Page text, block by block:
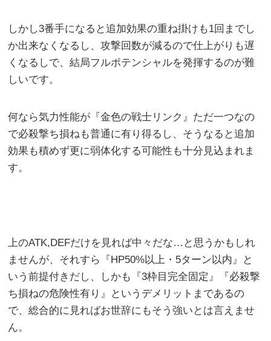
しかし3番手になると追加効果の重ね掛けも1回までし
か出来なくなるし、攻撃回数が減るので仕上がりも遅
くなるしで、結局フルポテンシャルを発揮するのが難
しいです。
何なら気力性能が『金色の戦士リンク』ただ一つなの
で必殺撃ち損ねも普通に有り得るし、そうなると追加
効果も積めず更に弱体化する可能性も十分見込まれま
す。
上のATK,DEFだけを見れば中々だな…と思うかもしれ
ませんが、それすら『HP50%以上・5ターン以内』と
いう前提付きだし、しかも『3枠目完全固定』『必殺撃
ち損ねの危険性有り』というデメリットまであるの
で、総合的に見ればお世辞にもそう強いとは言えませ
ん。